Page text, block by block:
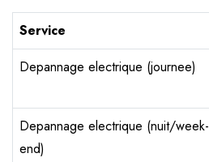
Service
Depannage electrique (journee)
Depannage electrique (nuit/week-
end)